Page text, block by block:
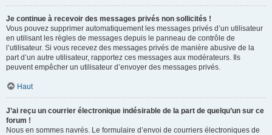
Je continue à recevoir des messages privés non sollicités !
Vous pouvez supprimer automatiquement les messages privés d’un utilisateur
en utilisant les règles de messages depuis le panneau de contrôle de
l’utilisateur. Si vous recevez des messages privés de manière abusive de la
part d’un autre utilisateur, rapportez ces messages aux modérateurs. Ils
peuvent empêcher un utilisateur d’envoyer des messages privés.
Haut
J’ai reçu un courrier électronique indésirable de la part de quelqu’un sur ce
forum !
Nous en sommes navrés. Le formulaire d’envoi de courriers électroniques de